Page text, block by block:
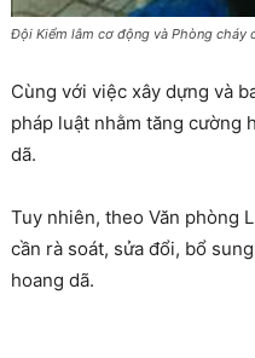
Đội Kiểm lâm cơ động và Phòng cháy
Cùng với việc xây dựng và
pháp luật nhằm tăng cường
dã.
Tuy nhiên, theo Văn phòng
cần rà soát, sửa đổi, bổ
hoang dã.